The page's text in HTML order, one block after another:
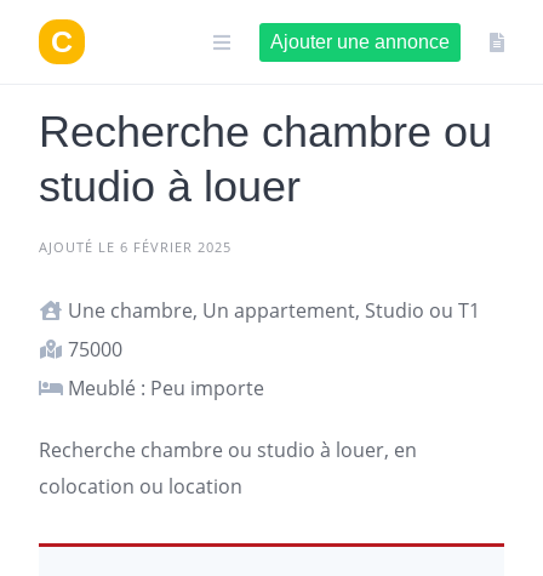
contenu
Ajouter une annonce
Recherche chambre ou
studio à louer
AJOUTÉ LE 6 FÉVRIER 2025
Une chambre, Un appartement, Studio ou T1
75000
Meublé : Peu importe
Recherche chambre ou studio à louer, en
colocation ou location